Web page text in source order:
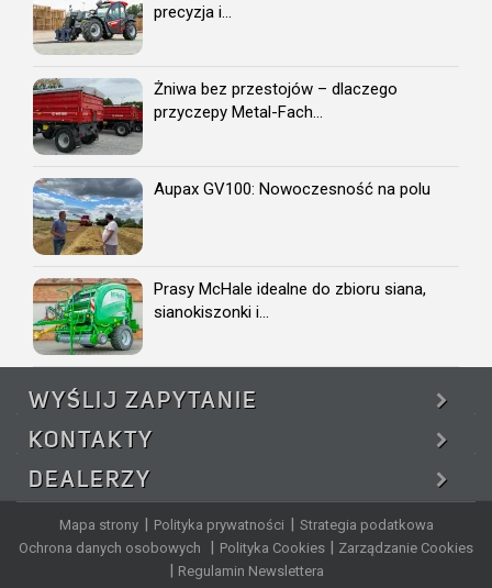
precyzja i...
Żniwa bez przestojów – dlaczego
przyczepy Metal-Fach...
Aupax GV100: Nowoczesność na polu
Prasy McHale idealne do zbioru siana,
sianokiszonki i...
KONTAKTY
DEALERZY
WYŚLIJ ZAPYTANIE
Mapa strony | Polityka prywatności | Strategia podatkowa
Ochrona danych osobowych
| Polityka Cookies | Zarządzanie Cookies
| Regulamin Newslettera